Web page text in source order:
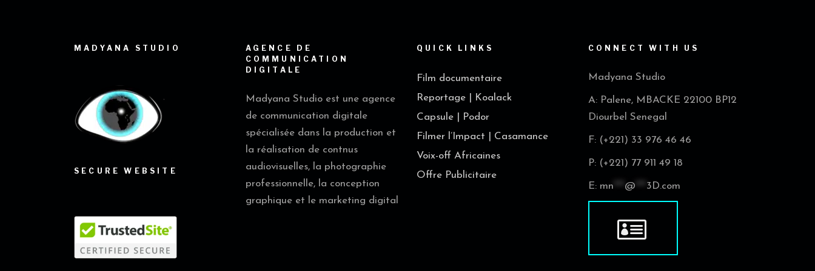
MADYANA STUDIO
SECURE WEBSITE
AGENCE DE
COMMUNICATION
DIGITALE
Madyana Studio est une agence
de communication digitale
spécialisée dans la production et
la réalisation de contnus
audiovisuelles, la photographie
professionnelle, la conception
graphique et le marketing digital
QUICK LINKS
Film documentaire
Reportage | Koalack
Capsule | Podor
Filmer l’Impact | Casamance
Voix-off Africaines
Offre Publicitaire
CONNECT WITH US
Madyana Studio
A: Palene, MBACKE 22100 BP12
Diourbel Senegal
F: (+221) 33 976 46 46
P: (+221) 77 911 49 18
E: mn *** @ *** 3D.com